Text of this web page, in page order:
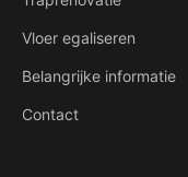
Vloer egaliseren
Belangrijke informatie
Contact